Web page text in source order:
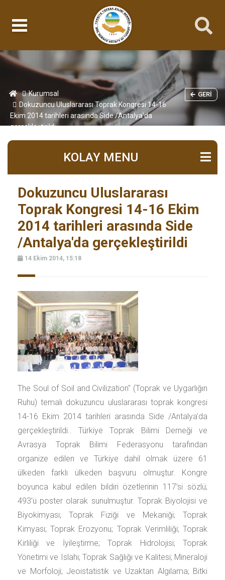
Kurumsal
Dokuzuncu Uluslararası Toprak Kongresi 14-16
Ekim 2014 tarihleri arasında Side /Antalya'da
gerçekleştirildi
GERI
KOLAY MENU
Dokuzuncu Uluslararası
Toprak Kongresi 14-16 Ekim
2014 tarihleri arasında Side
/Antalya'da gerçekleştirildi
14 Ekim 2014, 15:18
The Soul of Soil and Civilization" (Toprak ve Uygarlığın
Ruhu) temalı dokuzuncu uluslararası toprak kongresi
14-16 Ekim 2014 tarihleri arasında Side /Antalya'da
gerçekleştirildi.. Türkiye Toprak Bilimi Derneği ve
Avrasya Toprak Bilimi Federasyonu tarafından
organize edilen ve Türkiye dahil olmak üzere 61
ülkeden farklı ülkeden başvuru olmuştur. Kongre
boyunca kabul edilen bildiri özetlerinin 117’si sözlü;
493’ü poster olarak sunulmuştur. Toprak Biyolojisi ve
Biyokimyası; Toprak Fiziği ve Mekaniği; Toprak
Kimyası; Toprak Erozyonu; Toprak Verimliliği; Toprak
Kirliliği ve İyileştirme; Toprak Hidrolojisi; Toprak
Yönetimi ve Islahı; Toprak Sağlığı ve Kalitesi; Mineraloji
ve Morfoloji; Jeoistatistik ve Uzaktan Algılama; Bitki